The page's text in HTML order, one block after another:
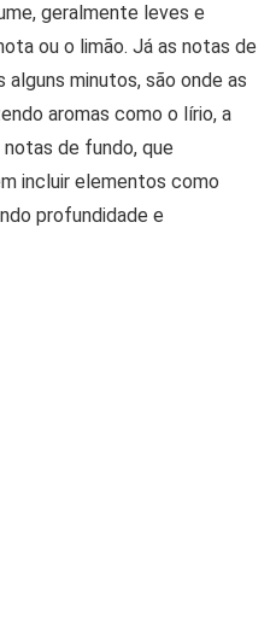
geralmente leves e
ou o limão. Já as notas de
minutos, são onde as
aromas como o lírio, a
de fundo, que
incluir elementos como
profundidade e